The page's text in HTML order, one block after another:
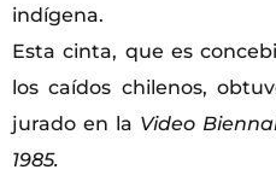
indígena.
Esta cinta, que es
los caídos chilenos,
jurado en la Video
1985.